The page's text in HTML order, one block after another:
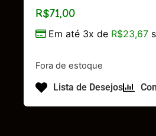
R$71,00
Em até 3x de R$23,67
Fora de estoque
Lista de Desejos